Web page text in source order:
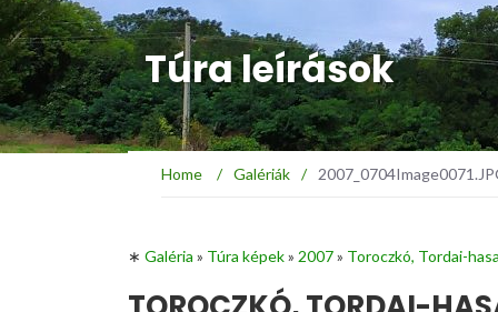
Túra leírások
Home / Galériák /
∗ Galéria » Túra képek» 2007» Toroczkó, Tordai-